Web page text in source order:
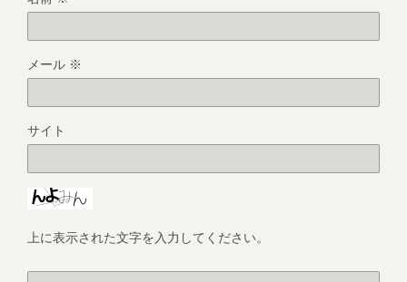
メール ※
サイト
上に表示された文字を入力してください。